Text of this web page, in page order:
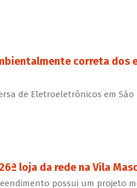
correta dos
de Eletroeletrônicos em
loja da rede na Vila
possui um projeto